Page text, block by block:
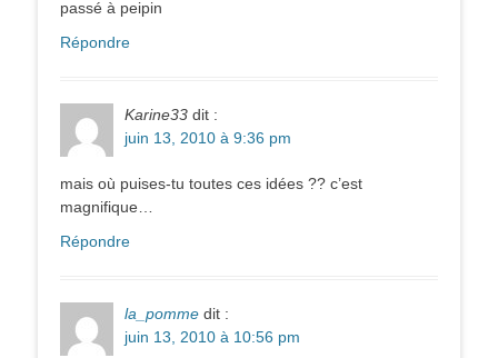
passé à peipin
Répondre
Karine33 dit :
juin 13, 2010 à 9:36 pm
mais où puises-tu toutes ces idées ?? c’est
magnifique…
Répondre
la_pomme dit :
juin 13, 2010 à 10:56 pm